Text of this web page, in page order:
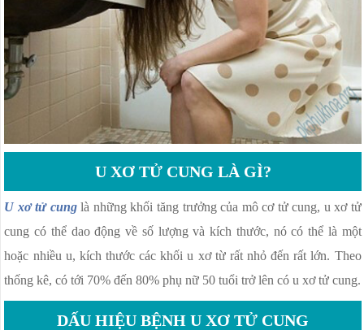
U XƠ TỬ CUNG LÀ GÌ?
U xơ tử cunglà những khối tăng trưởng của mô cơ tử cung, u xơ tử
cung có thể dao động về số lượng và kích thước, nó có thể là một
hoặc nhiều u, kích thước các khối u xơ từ rất nhỏ đến rất lớn. Theo
thống kê, có tới 70% đến 80% phụ nữ 50 tuổi trở lên có u xơ tử cung.
DẤU HIỆU BỆNH U XƠ TỬ CUNG